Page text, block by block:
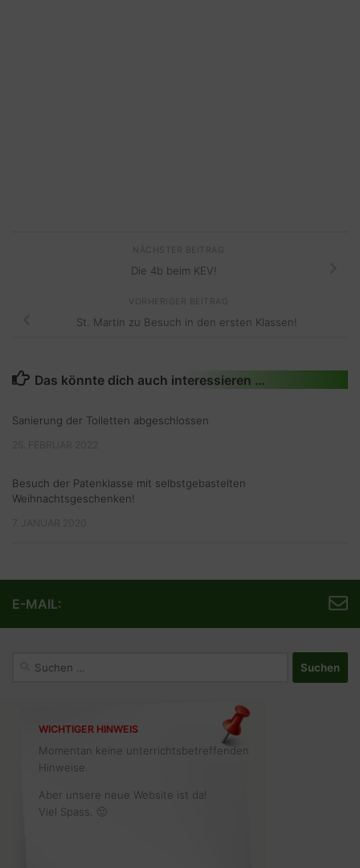
NÄCHSTER BEITRAG
Die 4b beim KEV!
VORHERIGER BEITRAG
St. Martin zu Besuch in den ersten Klassen!
Das könnte dich auch interessieren …
Sanierung der Toiletten abgeschlossen
Besuch der Patenklasse mit selbstgebastelten
Weihnachtsgeschenken!
E-MAIL:
WICHTIGER HINWEIS
Momentan keine unterrichtsbetreffenden
Hinweise.
Aber unsere neue Website ist da!
Viel Spass. 🙂